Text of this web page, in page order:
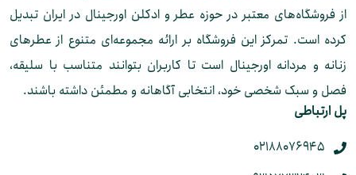
از فروشگاه‌های معتبر در حوزه عطر و ادکلن اورجینال در ایران تبدیل
کرده است. تمرکز این فروشگاه بر ارائه مجموعه‌ای متنوع از عطرهای
زنانه و مردانه اورجینال است تا کاربران بتوانند متناسب با سلیقه،
فصل و سبک شخصی خود، انتخابی آگاهانه و مطمئن داشته باشند.
پل ارتباطی